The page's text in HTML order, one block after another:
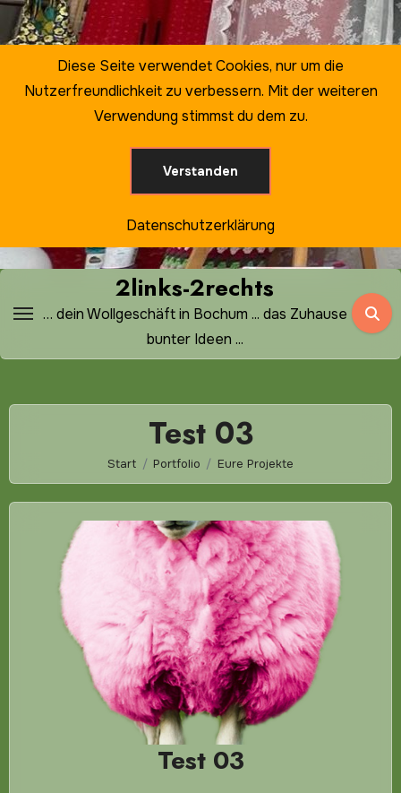
Zum
Inhalt
2links-2rechts
… dein Wollgeschäft in Bochum ... das Zuhause
bunter Ideen ...
Test 03
Start Portfolio Eure Projekte
Test 03
Diese Seite verwendet Cookies, nur um die
Nutzerfreundlichkeit zu verbessern. Mit der weiteren
Verwendung stimmst du dem zu.
Verstanden
Datenschutzerklärung